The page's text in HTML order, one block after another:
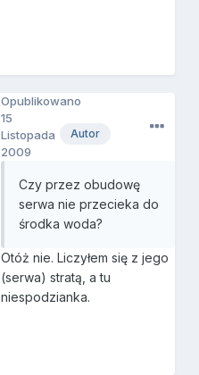
Autor
Opublikowano
15
Listopada
2009
Czy przez obudowę
serwa nie przecieka do
środka woda?
Otóż nie. Liczyłem się z jego
(serwa) stratą, a tu
niespodzianka.